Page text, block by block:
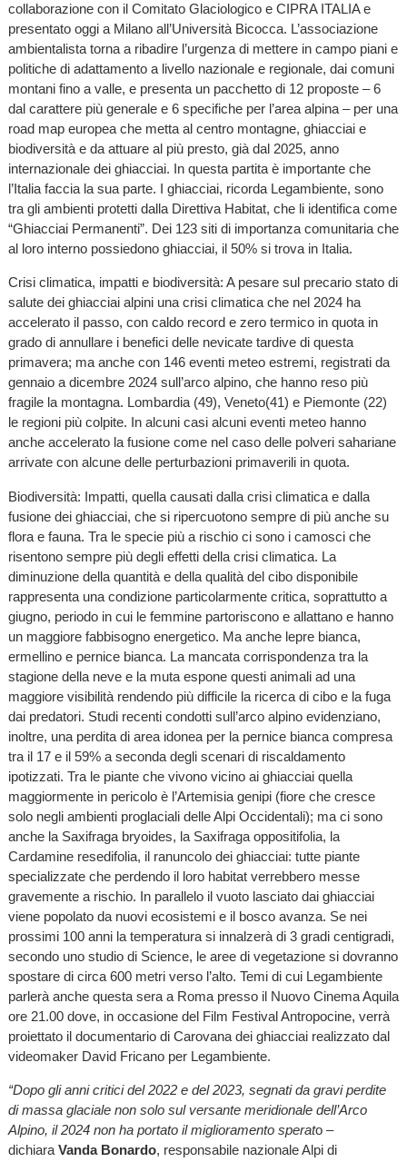
collaborazione con il Comitato Glaciologico e CIPRA ITALIA e
presentato oggi a Milano all’Università Bicocca. L’associazione
ambientalista torna a ribadire l’urgenza di mettere in campo piani e
politiche di adattamento a livello nazionale e regionale, dai comuni
montani fino a valle, e presenta un pacchetto di 12 proposte – 6
dal carattere più generale e 6 specifiche per l’area alpina – per una
road map europea che metta al centro montagne, ghiacciai e
biodiversità e da attuare al più presto, già dal 2025, anno
internazionale dei ghiacciai. In questa partita è importante che
l’Italia faccia la sua parte. I ghiacciai, ricorda Legambiente, sono
tra gli ambienti protetti dalla Direttiva Habitat, che li identifica come
“Ghiacciai Permanenti”. Dei 123 siti di importanza comunitaria che
al loro interno possiedono ghiacciai, il 50% si trova in Italia.
Crisi climatica, impatti e biodiversità: A pesare sul precario stato di
salute dei ghiacciai alpini una crisi climatica che nel 2024 ha
accelerato il passo, con caldo record e zero termico in quota in
grado di annullare i benefici delle nevicate tardive di questa
primavera; ma anche con 146 eventi meteo estremi, registrati da
gennaio a dicembre 2024 sull’arco alpino, che hanno reso più
fragile la montagna. Lombardia (49), Veneto(41) e Piemonte (22)
le regioni più colpite. In alcuni casi alcuni eventi meteo hanno
anche accelerato la fusione come nel caso delle polveri sahariane
arrivate con alcune delle perturbazioni primaverili in quota.
Biodiversità: Impatti, quella causati dalla crisi climatica e dalla
fusione dei ghiacciai, che si ripercuotono sempre di più anche su
flora e fauna. Tra le specie più a rischio ci sono i camosci che
risentono sempre più degli effetti della crisi climatica. La
diminuzione della quantità e della qualità del cibo disponibile
rappresenta una condizione particolarmente critica, soprattutto a
giugno, periodo in cui le femmine partoriscono e allattano e hanno
un maggiore fabbisogno energetico. Ma anche lepre bianca,
ermellino e pernice bianca. La mancata corrispondenza tra la
stagione della neve e la muta espone questi animali ad una
maggiore visibilità rendendo più difficile la ricerca di cibo e la fuga
dai predatori. Studi recenti condotti sull’arco alpino evidenziano,
inoltre, una perdita di area idonea per la pernice bianca compresa
tra il 17 e il 59% a seconda degli scenari di riscaldamento
ipotizzati. Tra le piante che vivono vicino ai ghiacciai quella
maggiormente in pericolo è l’Artemisia genipi (fiore che cresce
solo negli ambienti proglaciali delle Alpi Occidentali); ma ci sono
anche la Saxifraga bryoides, la Saxifraga oppositifolia, la
Cardamine resedifolia, il ranuncolo dei ghiacciai: tutte piante
specializzate che perdendo il loro habitat verrebbero messe
gravemente a rischio. In parallelo il vuoto lasciato dai ghiacciai
viene popolato da nuovi ecosistemi e il bosco avanza. Se nei
prossimi 100 anni la temperatura si innalzerà di 3 gradi centigradi,
secondo uno studio di Science, le aree di vegetazione si dovranno
spostare di circa 600 metri verso l’alto. Temi di cui Legambiente
parlerà anche questa sera a Roma presso il Nuovo Cinema Aquila
ore 21.00 dove, in occasione del Film Festival Antropocine, verrà
proiettato il documentario di Carovana dei ghiacciai realizzato dal
videomaker David Fricano per Legambiente.
“Dopo gli anni critici del 2022 e del 2023, segnati da gravi perdite
di massa glaciale non solo sul versante meridionale dell’Arco
Alpino, il 2024 non ha portato il miglioramento sperato –
dichiaraVanda Bonardo, responsabile nazionale Alpi di